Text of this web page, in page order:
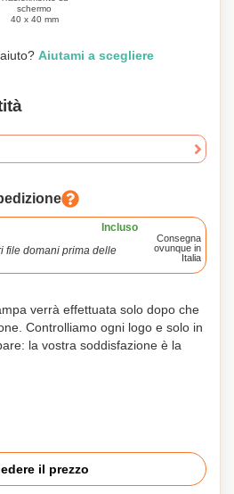
schermo
40 x 40 mm
Aiutami a scegliere
Incluso
file domani prima delle
Consegna
ovunque in
Italia
verrà effettuata solo dopo che
Controlliamo ogni logo e solo in
la vostra soddisfazione è la
il prezzo